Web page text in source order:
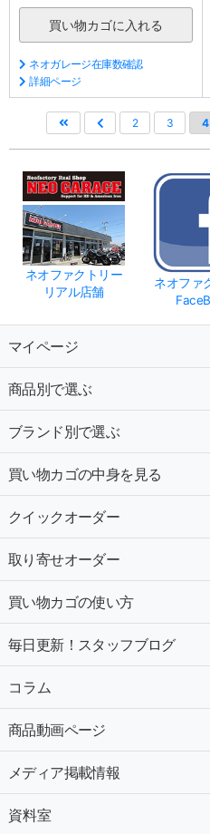
ネオガレージ在庫数確認
詳細ページ
2 3 4
ネオファクトリー
リアル店舗
ネオファ
マイページ
商品別で選ぶ
ブランド別で選ぶ
買い物カゴの中身を見る
クイックオーダー
取り寄せオーダー
買い物カゴの使い方
毎日更新！スタッフブログ
コラム
商品動画ページ
メディア掲載情報
資料室